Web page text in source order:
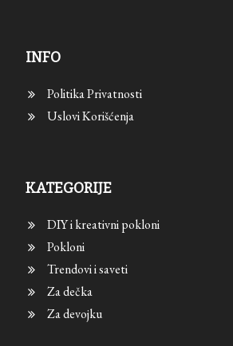
INFO
Politika Privatnosti
Uslovi Korišćenja
KATEGORIJE
DIY i kreativni pokloni
Pokloni
Trendovi i saveti
Za dečka
Za devojku